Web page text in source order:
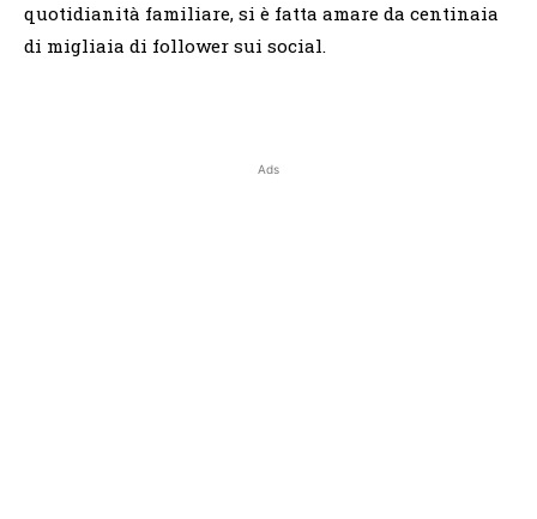
quotidianità familiare, si è fatta amare da centinaia
di migliaia di follower sui social.
Ads